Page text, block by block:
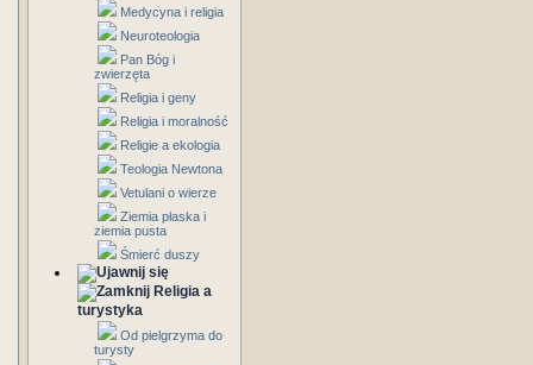
Medycyna i religia
Neuroteologia
Pan Bóg i
zwierzęta
Religia i geny
Religia i moralność
Religie a ekologia
Teologia Newtona
Vetulani o wierze
Ziemia płaska i
ziemia pusta
Śmierć duszy
Religia a
turystyka
Od pielgrzyma do
turysty